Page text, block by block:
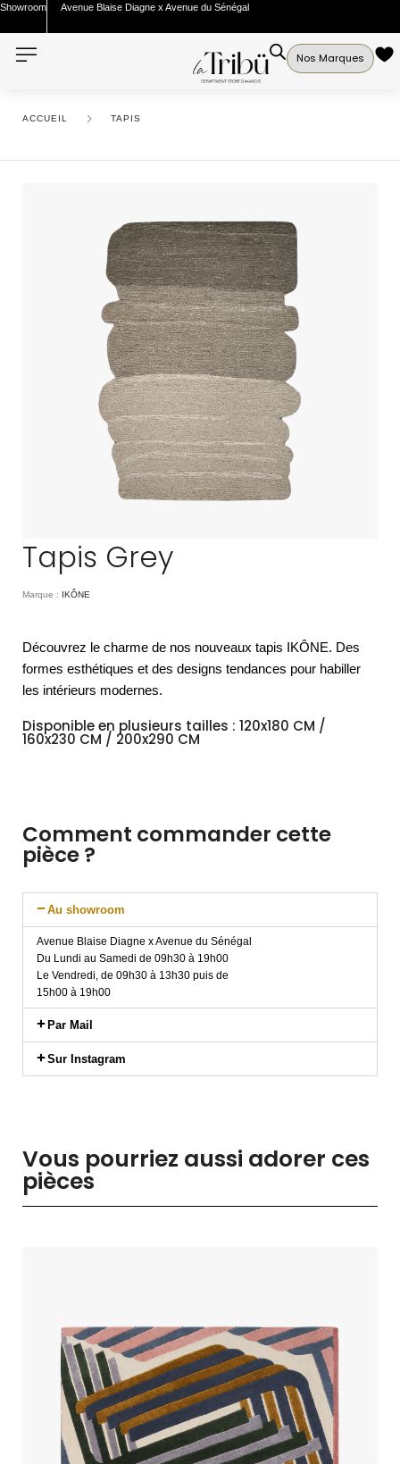
Showroom Avenue Blaise Diagne x Avenue du Sénégal
Nos Marques
ACCUEIL TAPIS
Tapis Grey
Marque : IKÔNE
Découvrez le charme de nos nouveaux tapis IKÔNE. Des
formes esthétiques et des designs tendances pour habiller
les intérieurs modernes.
Disponible en plusieurs tailles : 120x180 CM /
160x230 CM / 200x290 CM
Comment commander cette
pièce ?
Au showroom
Avenue Blaise Diagne x Avenue du Sénégal
Du Lundi au Samedi de 09h30 à 19h00
Le Vendredi, de 09h30 à 13h30 puis de
15h00 à 19h00
Par Mail
Sur Instagram
Vous pourriez aussi adorer ces
pièces